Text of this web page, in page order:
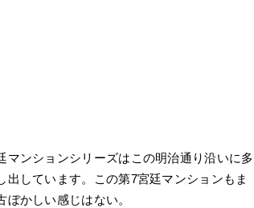
ンションシリーズはこの明治通り沿いに多
しています。この第7宮廷マンションもま
かしい感じはない。